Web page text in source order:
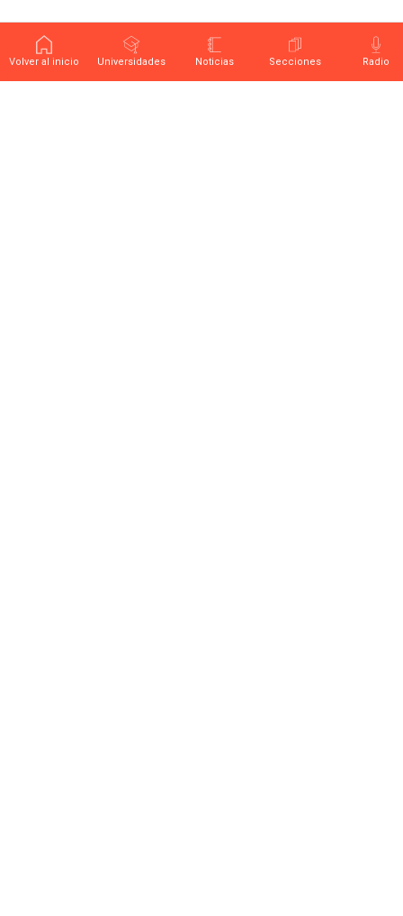
Volver al inicio Universidades Noticias Secciones Radio